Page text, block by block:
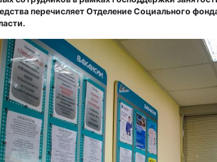
перечисляет Отделение Социального